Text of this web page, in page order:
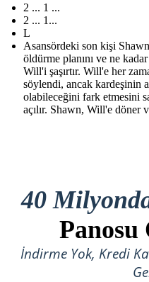
2 ... 1 ...
2 ... 1...
L
Asansördeki son kişi
öldürme planını ve ne
Will'i şaşırtır. Will'e her
söylendi, ancak kardeşinin
olabileceğini fark etmesini
açılır. Shawn, Will'e döner
40
İndirme Yok, Kredi